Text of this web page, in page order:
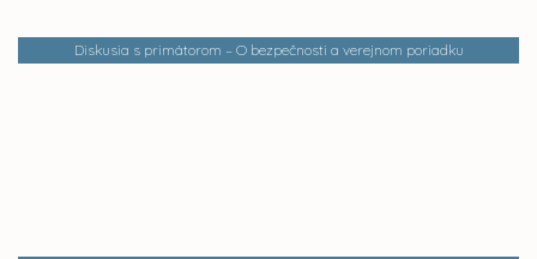
Diskusia s primátorom – O bezpečnosti a verejnom poriadku